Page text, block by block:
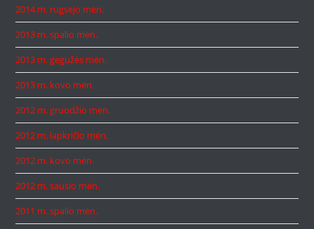
2014 m. rugsėjo mėn.
2013 m. spalio mėn.
2013 m. gegužės mėn.
2013 m. kovo mėn.
2012 m. gruodžio mėn.
2012 m. lapkričio mėn.
2012 m. kovo mėn.
2012 m. sausio mėn.
2011 m. spalio mėn.